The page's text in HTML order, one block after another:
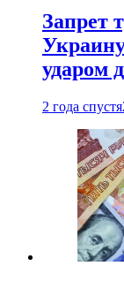
Запрет
ударом
2 года спустя